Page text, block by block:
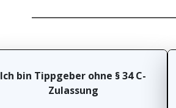
Ich bin Tippgeber ohne § 34 C-
Zulassung